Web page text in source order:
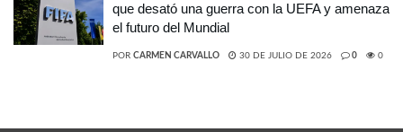
que desató una guerra con la UEFA y amenaza
el futuro del Mundial
POR CARMEN CARVALLO 30 DE JULIO DE 2026 0 0